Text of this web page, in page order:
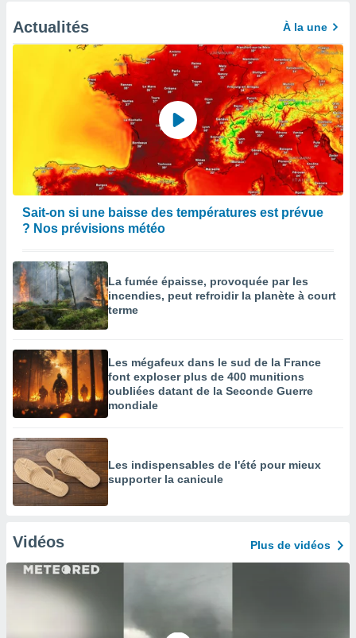
Actualités À la une
Sait-on si une baisse des températures est prévue
? Nos prévisions météo
La fumée épaisse, provoquée par les
incendies, peut refroidir la planète à court
terme
Les mégafeux dans le sud de la France
font exploser plus de 400 munitions
oubliées datant de la Seconde Guerre
mondiale
Les indispensables de l'été pour mieux
supporter la canicule
Vidéos Plus de vidéos